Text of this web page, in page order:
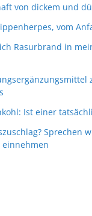
von dickem und
vom
Rasurbrand in
Ist einer
Sprechen